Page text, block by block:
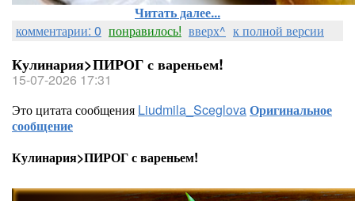
Читать далее...
комментарии: 0 понравилось! вверх^ к полной версии
Кулинария>ПИРОГ с вареньем!
15-07-2026 17:31
Это цитата сообщения Liudmila_SceglovaОригинальное
сообщение
Кулинария>ПИРОГ с вареньем!